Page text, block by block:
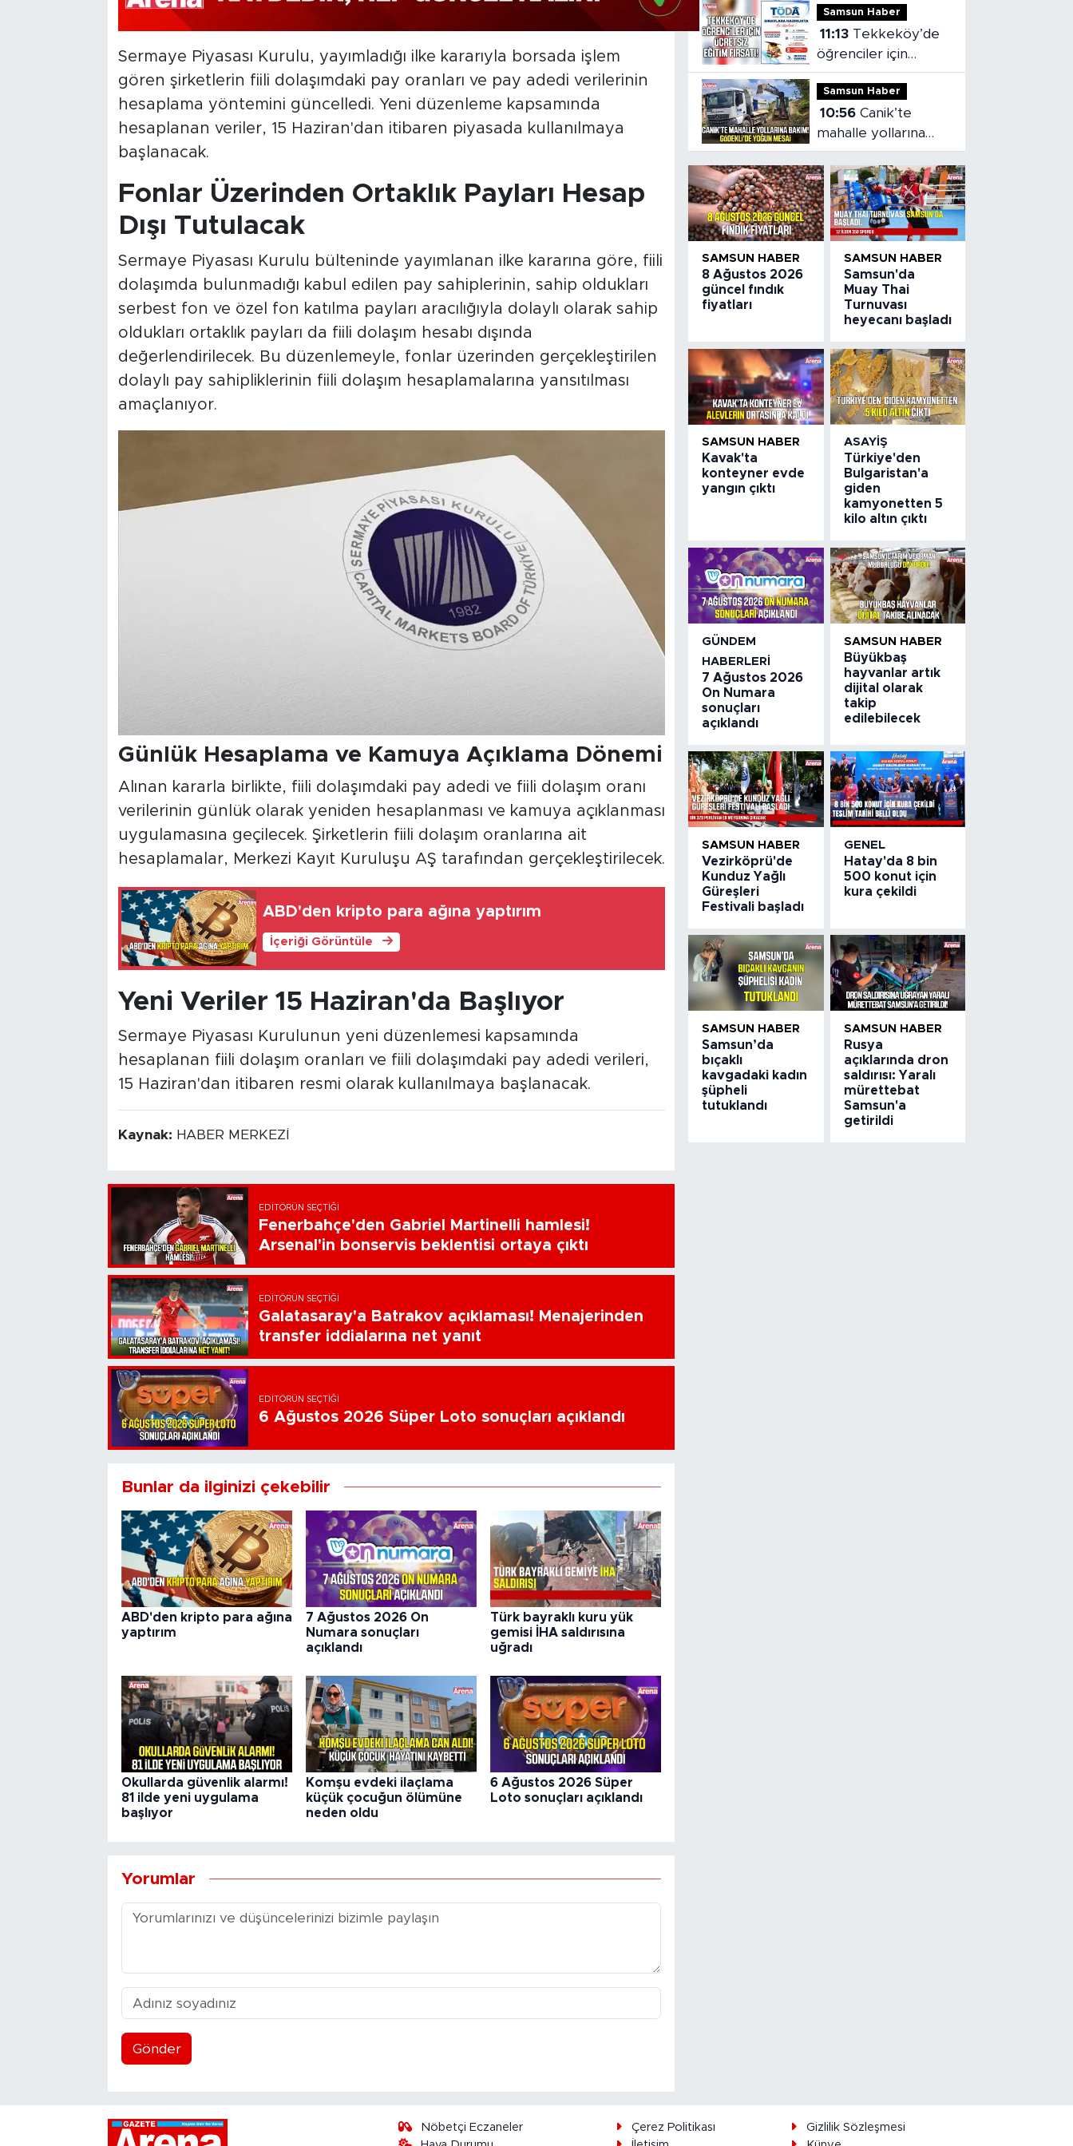
Sermaye Piyasası Kurulu, yayımladığı ilke kararıyla borsada işlem
gören şirketlerin fiili dolaşımdaki pay oranları ve pay adedi verilerinin
hesaplama yöntemini güncelledi. Yeni düzenleme kapsamında
hesaplanan veriler, 15 Haziran'dan itibaren piyasada kullanılmaya
başlanacak.
Fonlar Üzerinden Ortaklık Payları Hesap
Dışı Tutulacak
Sermaye Piyasası Kurulu bülteninde yayımlanan ilke kararına göre, fiili
dolaşımda bulunmadığı kabul edilen pay sahiplerinin, sahip oldukları
serbest fon ve özel fon katılma payları aracılığıyla dolaylı olarak sahip
oldukları ortaklık payları da fiili dolaşım hesabı dışında
değerlendirilecek. Bu düzenlemeyle, fonlar üzerinden gerçekleştirilen
dolaylı pay sahipliklerinin fiili dolaşım hesaplamalarına yansıtılması
amaçlanıyor.
Günlük Hesaplama ve Kamuya Açıklama Dönemi
Alınan kararla birlikte, fiili dolaşımdaki pay adedi ve fiili dolaşım oranı
verilerinin günlük olarak yeniden hesaplanması ve kamuya açıklanması
uygulamasına geçilecek. Şirketlerin fiili dolaşım oranlarına ait
hesaplamalar, Merkezi Kayıt Kuruluşu AŞ tarafından gerçekleştirilecek.
ABD'den kripto para ağına yaptırım
İçeriği Görüntüle
Yeni Veriler 15 Haziran'da Başlıyor
Sermaye Piyasası Kurulunun yeni düzenlemesi kapsamında
hesaplanan fiili dolaşım oranları ve fiili dolaşımdaki pay adedi verileri,
15 Haziran'dan itibaren resmi olarak kullanılmaya başlanacak.
Kaynak: HABER MERKEZİ
EDITÖRÜN SEÇTIĞI
Fenerbahçe'den Gabriel Martinelli hamlesi!
Arsenal'in bonservis beklentisi ortaya çıktı
EDITÖRÜN SEÇTIĞI
Galatasaray'a Batrakov açıklaması! Menajerinden
transfer iddialarına net yanıt
EDITÖRÜN SEÇTIĞI
6 Ağustos 2026 Süper Loto sonuçları açıklandı
Bunlar da ilginizi çekebilir
ABD'den kripto para ağına
yaptırım
7 Ağustos 2026 On
Numara sonuçları
açıklandı
Türk bayraklı kuru yük
gemisi İHA saldırısına
uğradı
Okullarda güvenlik alarmı!
81 ilde yeni uygulama
başlıyor
Komşu evdeki ilaçlama
küçük çocuğun ölümüne
neden oldu
6 Ağustos 2026 Süper
Loto sonuçları açıklandı
Yorumlar
Gönder
Samsun Haber
11:13
öğrenciler için
ücretsiz eğitim
fırsatı!
Samsun Haber
10:56 Canik’te
mahalle yollarına
bakım! Gödekli’de
yoğun mesai
SAMSUN HABER
8 Ağustos 2026
güncel fındık
fiyatları
SAMSUN HABER
Samsun'da
Muay Thai
Turnuvası
heyecanı başladı
SAMSUN HABER
Kavak'ta
konteyner evde
yangın çıktı
ASAYIŞ
Türkiye'den
Bulgaristan'a
giden
kamyonetten 5
kilo altın çıktı
GÜNDEM
HABERLERI
7 Ağustos 2026
On Numara
sonuçları
açıklandı
SAMSUN HABER
Büyükbaş
hayvanlar artık
dijital olarak
takip
edilebilecek
SAMSUN HABER
Vezirköprü'de
Kunduz Yağlı
Güreşleri
Festivali başladı
GENEL
Hatay'da 8 bin
500 konut için
kura çekildi
SAMSUN HABER
Samsun’da
bıçaklı
kavgadaki kadın
şüpheli
tutuklandı
SAMSUN HABER
Rusya
açıklarında dron
saldırısı: Yaralı
mürettebat
Samsun'a
getirildi
Nöbetçi Eczaneler
Çerez Politikası
Gizlilik Sözleşmesi